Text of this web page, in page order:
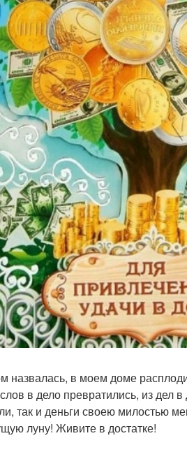
назвалась, в моем доме
в дело превратились, из дел
так и деньги своею милостью
луну! Живите в достатке!